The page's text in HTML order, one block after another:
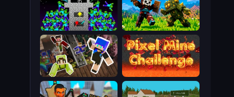
CraftSlayer: Apocalypse
Stick Epic Fighter
Pixel Mine Challenge
Only Up Craft